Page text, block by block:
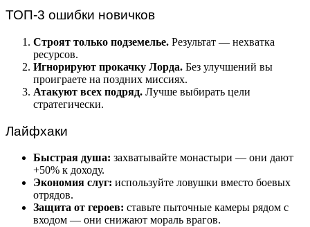
ТОП-3 ошибки новичков
Строят только подземелье. Результат — нехватка
ресурсов.
Игнорируют прокачку Лорда. Без улучшений вы
проиграете на поздних миссиях.
Атакуют всех подряд. Лучше выбирать цели
стратегически.
Лайфхаки
Быстрая душа: захватывайте монастыри — они дают
+50% к доходу.
Экономия слуг: используйте ловушки вместо боевых
отрядов.
Защита от героев: ставьте пыточные камеры рядом с
входом — они снижают мораль врагов.